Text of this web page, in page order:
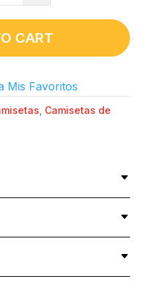
CART
Mis Favoritos
Camisetas de